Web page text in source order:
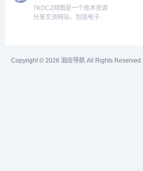
分享官，你可以自由安排时间：带
娃间隙、下课碎片、睡...
TKDCZ网图是一个技术资源
分享交流网站，包括电子设
Copyright © 2026 泪应导航 All Rights Reserved.